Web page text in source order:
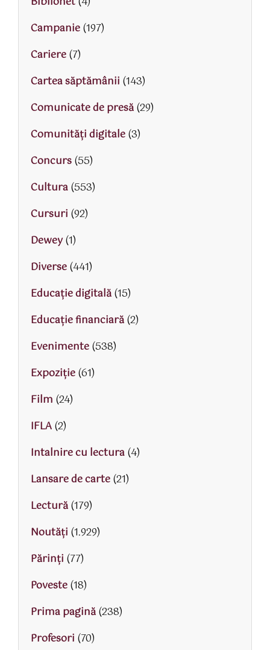
Campanie(197)
Cariere(7)
Cartea săptămânii (143)
Comunicate de presă(29)
Comunități digitale(3)
Concurs(55)
Cultura(553)
Cursuri (92)
Dewey(1)
Diverse(441)
Educaţie digitală(15)
Educaţie financiară(2)
Evenimente(538)
Expoziție(61)
Film (24)
IFLA(2)
Intalnire cu lectura(4)
Lansare de carte(21)
Lectură(179)
Noutăți (1.929)
Părinţi (77)
Poveste(18)
Prima pagină(238)
Profesori (70)